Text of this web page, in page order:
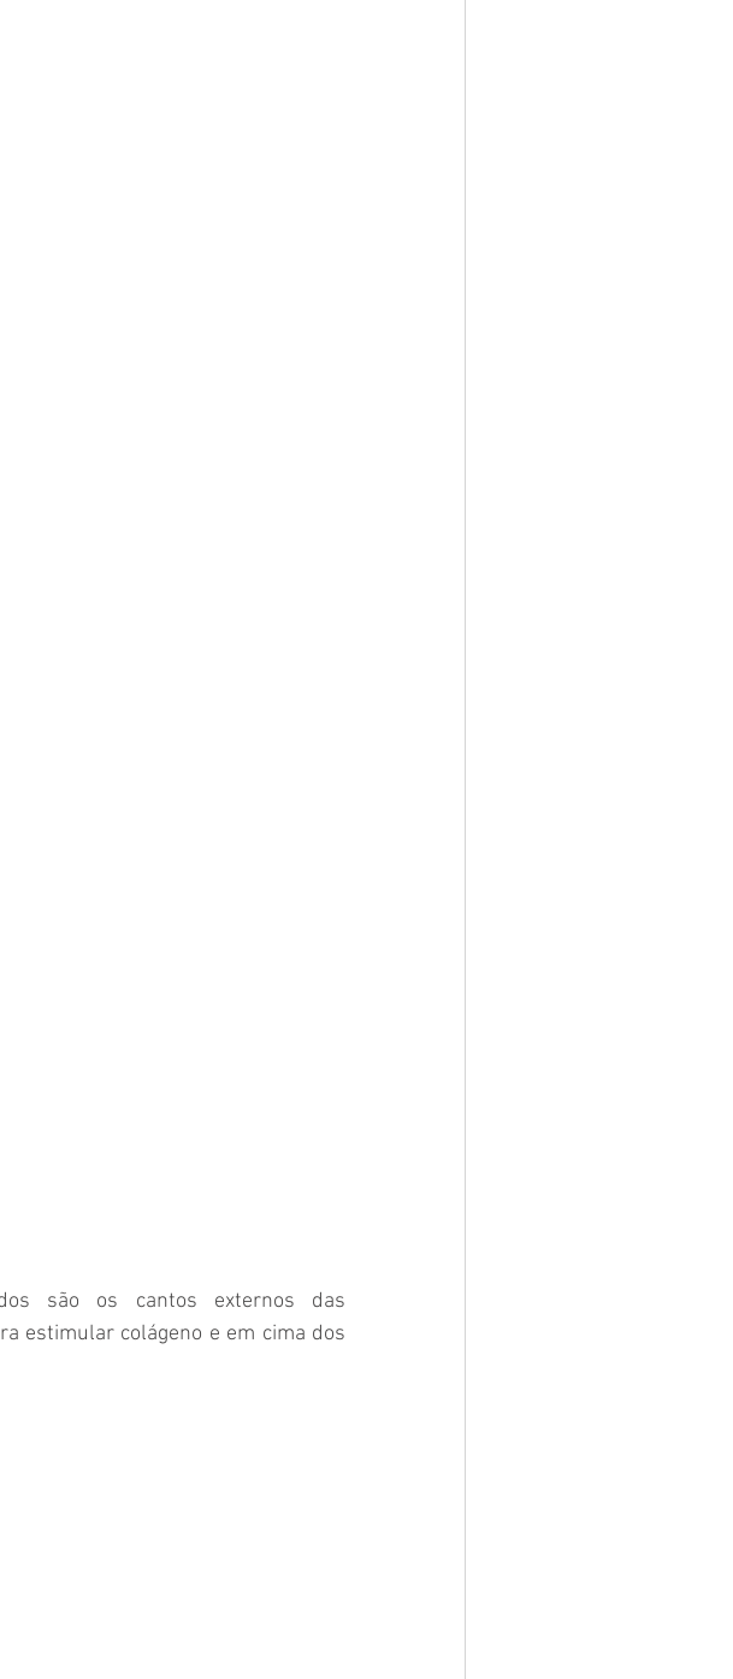
são os cantos externos das
estimular colágeno e em cima dos